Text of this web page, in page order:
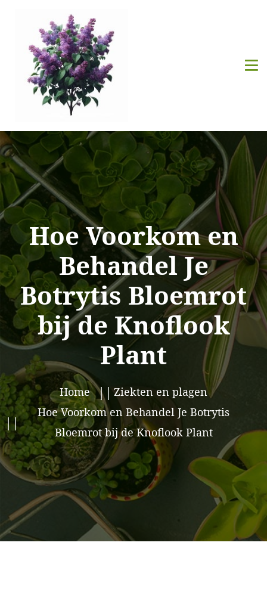
Hoe Voorkom en
Behandel Je
Botrytis Bloemrot
bij de Knoflook
Plant
Home
Ziekten en plagen
Hoe Voorkom en Behandel Je Botrytis
Bloemrot bij de Knoflook Plant